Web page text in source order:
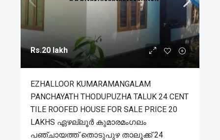
Rs.20 lakh
EZHALLOOR KUMARAMANGALAM
PANCHAYATH THODUPUZHA TALUK 24 CENT
TILE ROOFED HOUSE FOR SALE PRICE 20
LAKHS ഏഴല്ലൂർ കുമാരമംഗലം
പഞ്ചായത്ത് തൊടുപുഴ താലൂക്ക് 24